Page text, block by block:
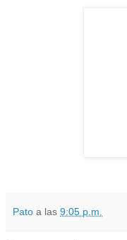
Pato a las 9:05 p.m.